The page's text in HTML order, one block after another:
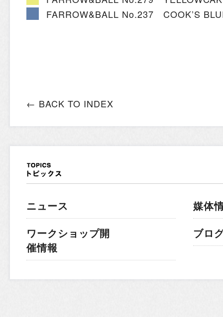
FARROW&BALL No.237 COOK’S
← BACK TO INDEX
ニュース
ワークショップ開
催情報
媒体
ブロ